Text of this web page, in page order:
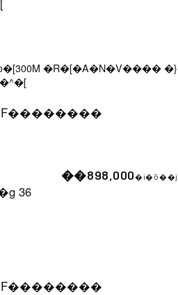
�R�[�A�N�V���� �}
��������
��898,000�i�ō��j
��������